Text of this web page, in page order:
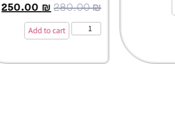
280.00₪
250.00 ₪
Add to cart